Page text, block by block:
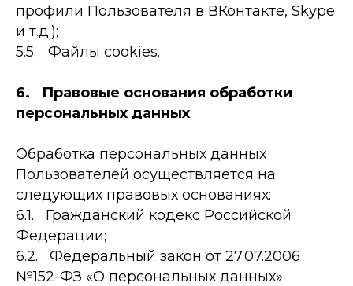
профили Пользователя в ВКонтакте, Skype
и т.д.);
5.5. Файлы cookies.
6. Правовые основания обработки
персональных данных
Обработка персональных данных
Пользователей осуществляется на
следующих правовых основаниях:
6.1. Гражданский кодекс Российской
Федерации;
6.2. Федеральный закон от 27.07.2006
№152-ФЗ «О персональных данных»